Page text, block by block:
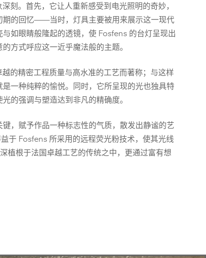
刻。首先，它让人重新感受到电光照明的奇妙，
期的回忆——当时，灯具主要被用来展示这一现代
如眼睛般隆起的透镜，使 Fosfens 的台灯呈现出
方式呼应这一近乎魔法般的主题。
的精密工程质量与高水准的工艺而著称；与这样
一种纯粹的愉悦。同时，它所呈现的光也独具特
的强调与塑造达到非凡的精确度。
，赋予作品一种标志性的气质，散发出静谧的艺
于 Fosfens 所采用的远程荧光粉技术，使其光线
植根于法国卓越工艺的传统之中，更通过富有想